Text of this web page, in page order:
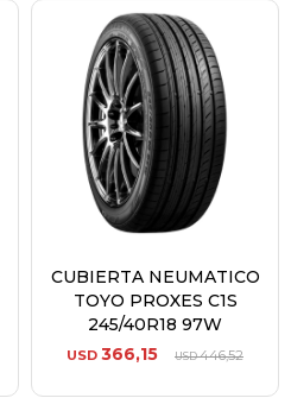
CUBIERTA NEUMATICO
TOYO PROXES C1S
245/40R18 97W
USD 366,15 USD446,52